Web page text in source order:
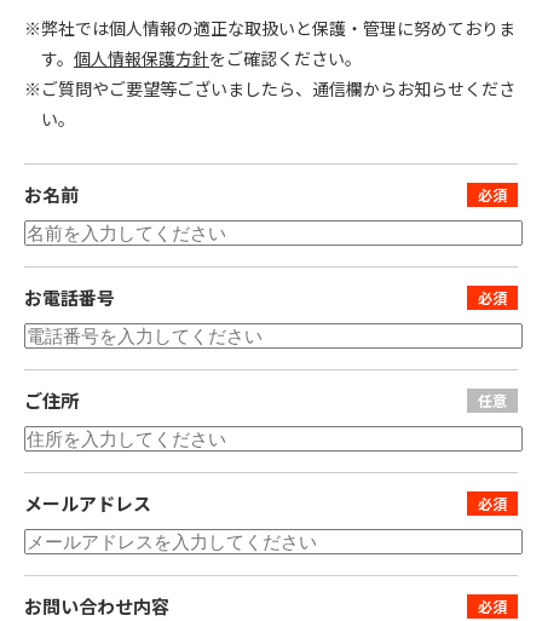
※弊社では個人情報の適正な取扱いと保護・管理に努めておりま
す。 個人情報保護方針をご確認ください。
※ご質問やご要望等ございましたら、通信欄からお知らせくださ
い。
お名前
お電話番号
ご住所
メールアドレス
お問い合わせ内容